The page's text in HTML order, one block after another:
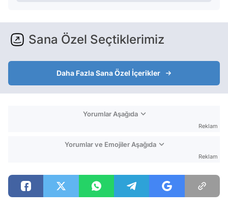
Sana Özel Seçtiklerimiz
Daha Fazla Sana Özel İçerikler
Yorumlar Aşağıda
Reklam
Yorumlar ve Emojiler Aşağıda
Reklam